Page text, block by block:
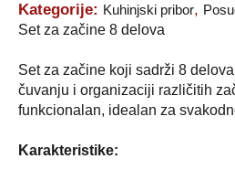
Kategorije: Kuhinjski pribor,
Set za začine 8 delova
Set za začine koji sadrži 8
čuvanju i organizaciji različitih
funkcionalan, idealan za
Karakteristike: